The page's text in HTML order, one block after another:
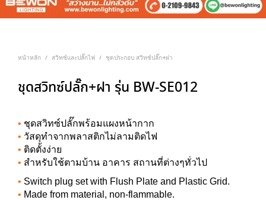
หน้าหลัก / สวิทซ์และปลั๊กไฟ / ชุดประกอบ สวิทซ์ปลั๊ก+ฝา
ชุดสวิทซ์ปลั๊ก+ฝา รุ่น BW-SE012
• ชุดสวิทซ์ปลั๊กพร้อมแผงหน้ากาก
• วัสดุทำจากพลาสติกไม่ลามติดไฟ
• ติดตั้งง่าย
• สำหรับใช้ตามบ้าน อาคาร สถานที่ต่างๆทั่วไป
• Switch plug set with Flush Plate and Plastic Grid.
• Made from material, non-flammable.